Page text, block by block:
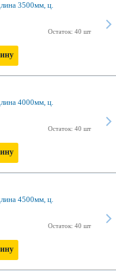
3500мм, ц.
Остаток: 40 шт
4000мм, ц.
Остаток: 40 шт
4500мм, ц.
Остаток: 40 шт